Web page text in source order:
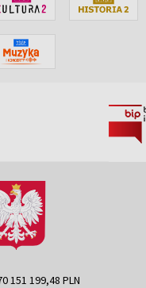
151 199,48 PLN